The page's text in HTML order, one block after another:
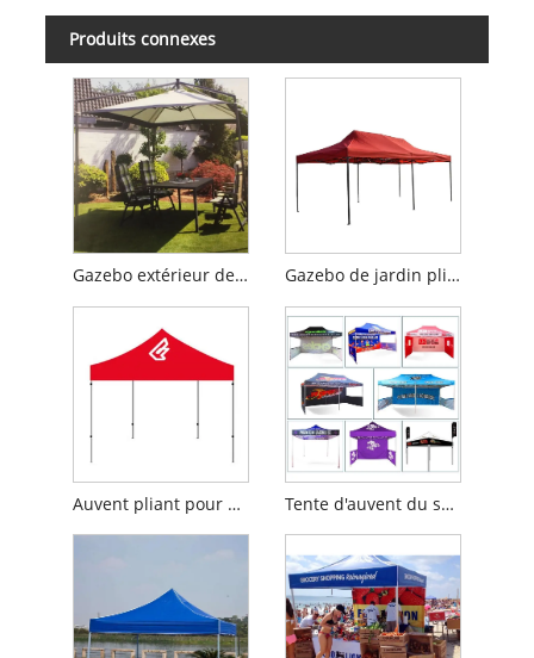
Produits connexes
Gazebo extérieur de grande taille Gazebo de jardin pliant imperméable
Auvent pliant pour publicité commerciale Tente d'auvent du salon commercial 3x3